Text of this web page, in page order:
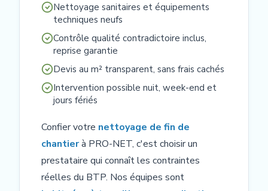
Nettoyage sanitaires et équipements
techniques neufs
Contrôle qualité contradictoire inclus,
reprise garantie
Devis au m² transparent, sans frais cachés
Intervention possible nuit, week-end et
jours fériés
Confier votre nettoyage de fin de
chantierà PRO-NET, c'est choisir un
prestataire qui connaît les contraintes
réelles du BTP. Nos équipes sont